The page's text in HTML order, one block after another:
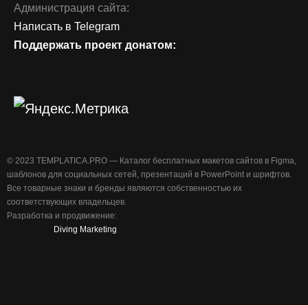
Администрация сайта:
Написать в Telegram
Поддержать проект донатом:
©️ 2023 TEMPLATICA.PRO — Каталог бесплатных макетов сайтов в Figma,
шаблонов для социальных сетей, презентаций в PowerPoint и шрифтов.
Все товарные знаки и бренды являются собственностью их
соответствующих владельцев.
Разработка и продвижение:
Diving Marketing